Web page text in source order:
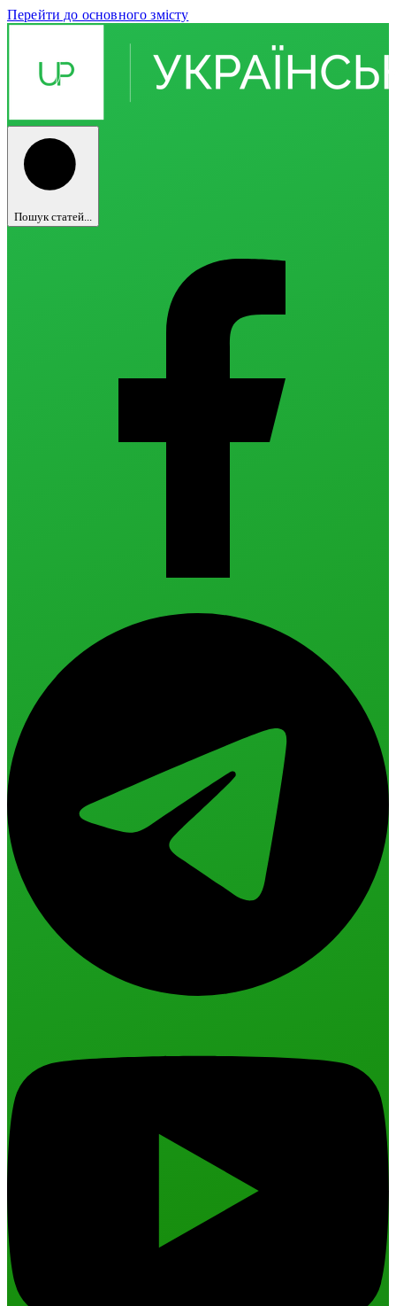
Перейти до основного змісту
Пошук статей...